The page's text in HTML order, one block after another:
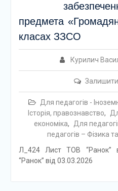
предмета
класах ЗЗСО
Курилич
Для педагогів -
Історія, правознавство,
економіка, Для
педагогів – Фізика
Л_424 Лист ТОВ “Ранок”
“Ранок” від 03.03.2026